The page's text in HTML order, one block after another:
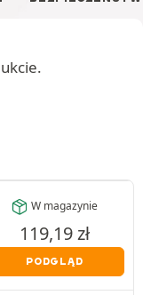
W magazynie
119,19zł
PODGLĄD